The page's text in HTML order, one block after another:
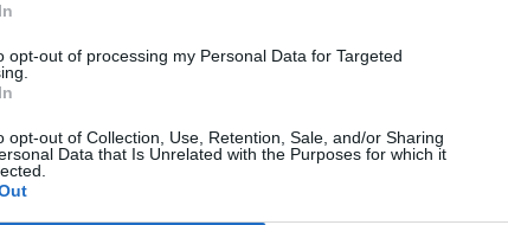
opt-out of processing my Personal Data for Targeted
opt-out of Collection, Use, Retention, Sale, and/or Sharing
Data that Is Unrelated with the Purposes for which it
del